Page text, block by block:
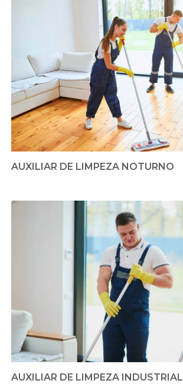
AUXILIAR DE LIMPEZA NOTURNO
AUXILIAR DE LIMPEZA INDUSTRIAL